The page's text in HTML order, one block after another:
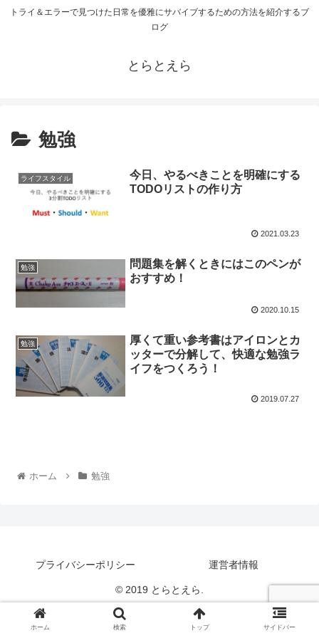
トライ＆エラーで見つけた日常を優雅にサバイブするための方法を紹介するブ
ログ
とらとえら
勉強
ライフスタイル
今日、やるべきことを明確にする
TODOリストの作り方
2021.03.23
勉強
問題集を解くときにはこのペンが
おすすめ！
2020.10.15
勉強
厚くて重い参考書はアイロンとカ
ッターで分解して、快適な勉強ラ
イフをつくろう！
2019.07.27
ホーム 勉強
プライバシーポリシー 運営者情報
© 2019 とらとえら.
ホーム 検索 トップ サイドバー